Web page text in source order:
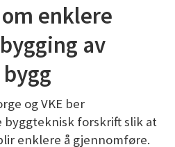
enklere
av
og VKE ber
byggteknisk forskrift slik at
enklere å gjennomføre.